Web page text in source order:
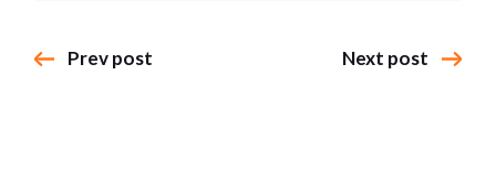
Prev post Next post